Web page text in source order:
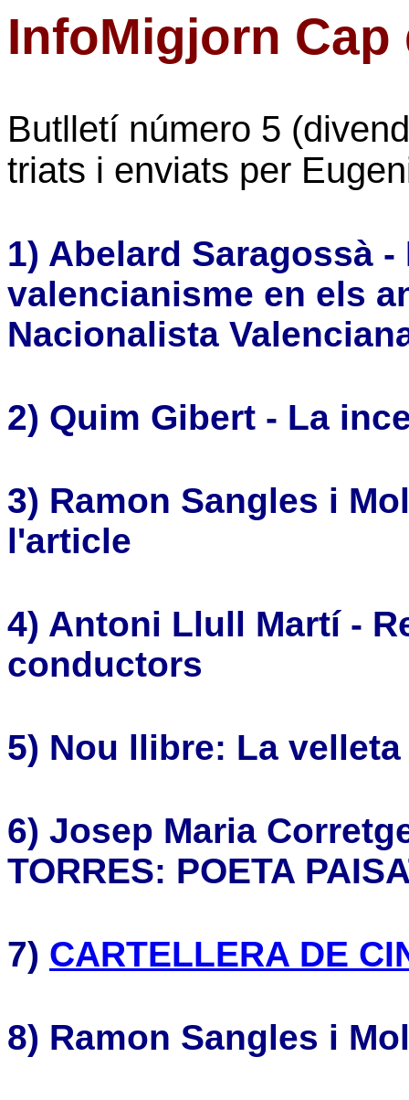
InfoMigjorn Cap
Butlletí número 5
triats i enviats per
1) Abelard Saragossà
valencianisme en els
Nacionalista
2) Quim Gibert - La
3) Ramon Sangles i
l'article
4) Antoni Llull Martí -
conductors
5) Nou llibre: La
6) Josep Maria
TORRES: POETA
7) CARTELLERA DE
8) Ramon Sangles i